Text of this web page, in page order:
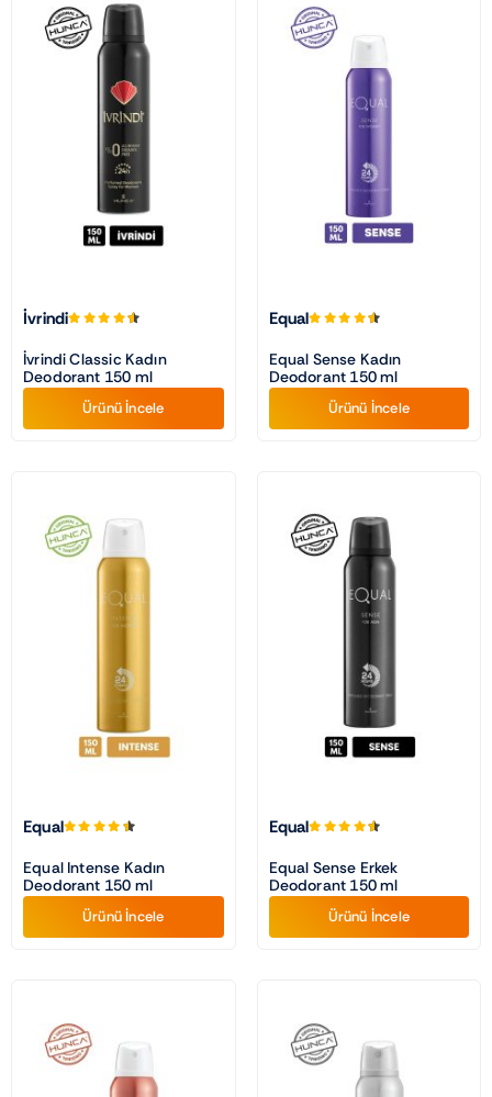
İvrindi
İvrindi Classic Kadın
Deodorant 150 ml
Ürünü İncele
Equal
Equal Sense Kadın
Deodorant 150 ml
Ürünü İncele
Equal
Equal Intense Kadın
Deodorant 150 ml
Ürünü İncele
Equal
Equal Sense Erkek
Deodorant 150 ml
Ürünü İncele